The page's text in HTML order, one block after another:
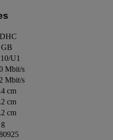
U1
Mbit/s
Mbit/s
cm
cm
cm